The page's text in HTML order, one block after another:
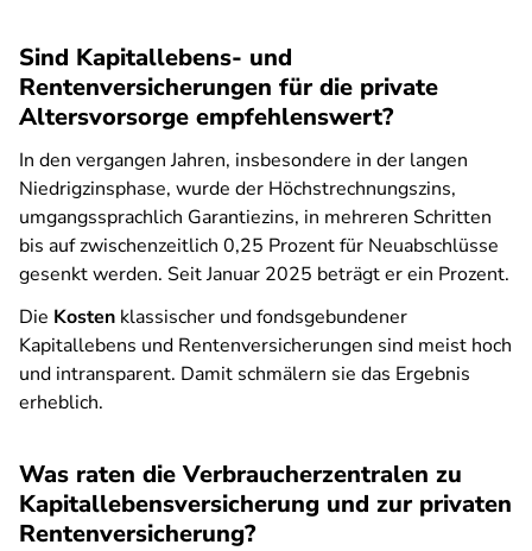
Sind Kapitallebens- und
Rentenversicherungen für die private
Altersvorsorge empfehlenswert?
In den vergangen Jahren, insbesondere in der langen
Niedrigzinsphase, wurde der Höchstrechnungszins,
umgangssprachlich Garantiezins, in mehreren Schritten
bis auf zwischenzeitlich 0,25 Prozent für Neuabschlüsse
gesenkt werden. Seit Januar 2025 beträgt er ein Prozent.
Die Kosten klassischer und fondsgebundener
Kapitallebens und Rentenversicherungen sind meist hoch
und intransparent. Damit schmälern sie das Ergebnis
erheblich.
Was raten die Verbraucherzentralen zu
Kapitallebensversicherung und zur privaten
Rentenversicherung?